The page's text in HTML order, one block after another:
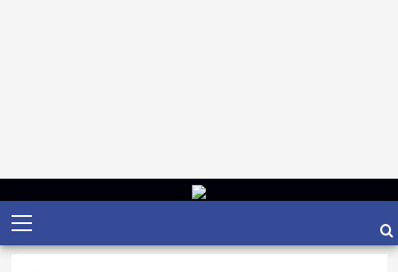
Skip
to
content
Primary
Menu